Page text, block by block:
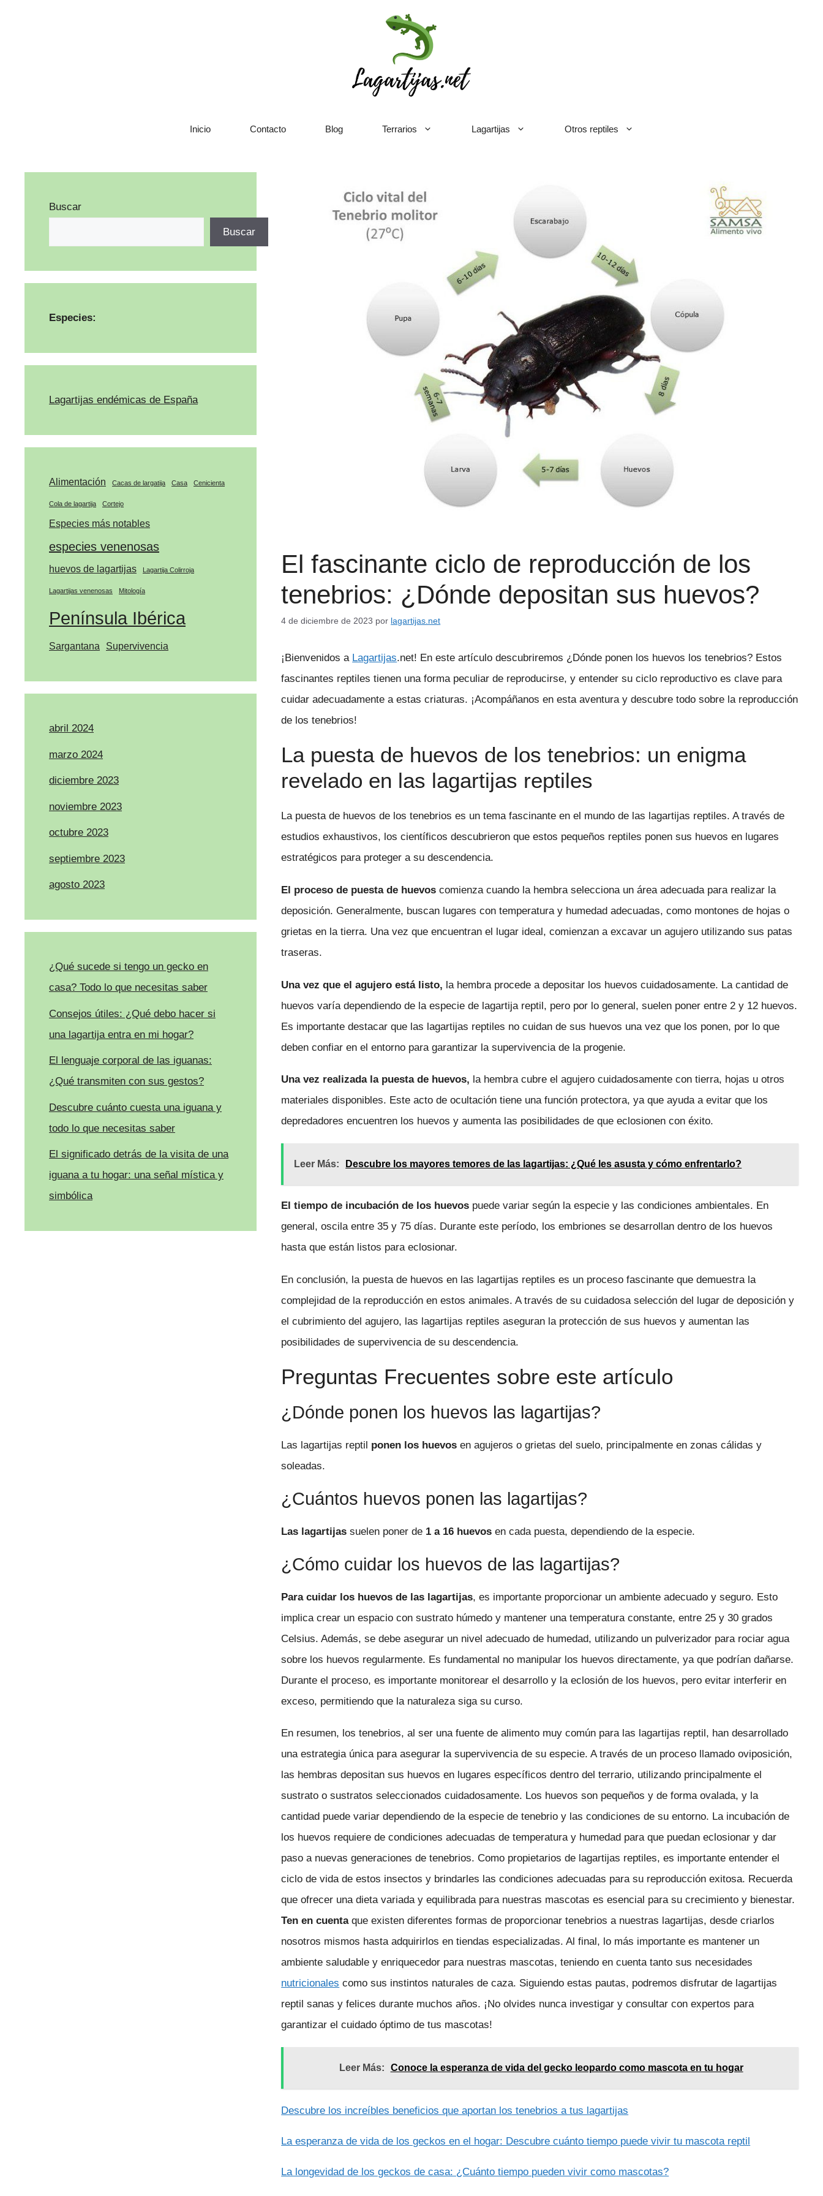
Inicio Contacto Blog Terrarios Lagartijas Otros reptiles
El fascinante ciclo de reproducción de los
tenebrios: ¿Dónde depositan sus huevos?
4 de diciembre de 2023 por lagartijas.net
¡Bienvenidos a Lagartijas.net! En este artículo descubriremos ¿Dónde ponen los huevos los tenebrios? Estos
fascinantes reptiles tienen una forma peculiar de reproducirse, y entender su ciclo reproductivo es clave para
cuidar adecuadamente a estas criaturas. ¡Acompáñanos en esta aventura y descubre todo sobre la reproducción
de los tenebrios!
La puesta de huevos de los tenebrios: un enigma
revelado en las lagartijas reptiles
La puesta de huevos de los tenebrios es un tema fascinante en el mundo de las lagartijas reptiles. A través de
estudios exhaustivos, los científicos descubrieron que estos pequeños reptiles ponen sus huevos en lugares
estratégicos para proteger a su descendencia.
El proceso de puesta de huevos comienza cuando la hembra selecciona un área adecuada para realizar la
deposición. Generalmente, buscan lugares con temperatura y humedad adecuadas, como montones de hojas o
grietas en la tierra. Una vez que encuentran el lugar ideal, comienzan a excavar un agujero utilizando sus patas
traseras.
Una vez que el agujero está listo, la hembra procede a depositar los huevos cuidadosamente. La cantidad de
huevos varía dependiendo de la especie de lagartija reptil, pero por lo general, suelen poner entre 2 y 12 huevos.
Es importante destacar que las lagartijas reptiles no cuidan de sus huevos una vez que los ponen, por lo que
deben confiar en el entorno para garantizar la supervivencia de la progenie.
Una vez realizada la puesta de huevos, la hembra cubre el agujero cuidadosamente con tierra, hojas u otros
materiales disponibles. Este acto de ocultación tiene una función protectora, ya que ayuda a evitar que los
depredadores encuentren los huevos y aumenta las posibilidades de que eclosionen con éxito.
Leer Más: Descubre los mayores temores de las lagartijas: ¿Qué les asusta y cómo enfrentarlo?
El tiempo de incubación de los huevos puede variar según la especie y las condiciones ambientales. En
general, oscila entre 35 y 75 días. Durante este período, los embriones se desarrollan dentro de los huevos
hasta que están listos para eclosionar.
En conclusión, la puesta de huevos en las lagartijas reptiles es un proceso fascinante que demuestra la
complejidad de la reproducción en estos animales. A través de su cuidadosa selección del lugar de deposición y
el cubrimiento del agujero, las lagartijas reptiles aseguran la protección de sus huevos y aumentan las
posibilidades de supervivencia de su descendencia.
Preguntas Frecuentes sobre este artículo
¿Dónde ponen los huevos las lagartijas?
Las lagartijas reptil ponen los huevos en agujeros o grietas del suelo, principalmente en zonas cálidas y
soleadas.
¿Cuántos huevos ponen las lagartijas?
Las lagartijas suelen poner de 1 a 16 huevos en cada puesta, dependiendo de la especie.
¿Cómo cuidar los huevos de las lagartijas?
Para cuidar los huevos de las lagartijas, es importante proporcionar un ambiente adecuado y seguro. Esto
implica crear un espacio con sustrato húmedo y mantener una temperatura constante, entre 25 y 30 grados
Celsius. Además, se debe asegurar un nivel adecuado de humedad, utilizando un pulverizador para rociar agua
sobre los huevos regularmente. Es fundamental no manipular los huevos directamente, ya que podrían dañarse.
Durante el proceso, es importante monitorear el desarrollo y la eclosión de los huevos, pero evitar interferir en
exceso, permitiendo que la naturaleza siga su curso.
En resumen, los tenebrios, al ser una fuente de alimento muy común para las lagartijas reptil, han desarrollado
una estrategia única para asegurar la supervivencia de su especie. A través de un proceso llamado oviposición,
las hembras depositan sus huevos en lugares específicos dentro del terrario, utilizando principalmente el
sustrato o sustratos seleccionados cuidadosamente. Los huevos son pequeños y de forma ovalada, y la
cantidad puede variar dependiendo de la especie de tenebrio y las condiciones de su entorno. La incubación de
los huevos requiere de condiciones adecuadas de temperatura y humedad para que puedan eclosionar y dar
paso a nuevas generaciones de tenebrios. Como propietarios de lagartijas reptiles, es importante entender el
ciclo de vida de estos insectos y brindarles las condiciones adecuadas para su reproducción exitosa. Recuerda
que ofrecer una dieta variada y equilibrada para nuestras mascotas es esencial para su crecimiento y bienestar.
Ten en cuentaque existen diferentes formas de proporcionar tenebrios a nuestras lagartijas, desde criarlos
nosotros mismos hasta adquirirlos en tiendas especializadas. Al final, lo más importante es mantener un
ambiente saludable y enriquecedor para nuestras mascotas, teniendo en cuenta tanto sus necesidades
nutricionales como sus instintos naturales de caza. Siguiendo estas pautas, podremos disfrutar de lagartijas
reptil sanas y felices durante muchos años. ¡No olvides nunca investigar y consultar con expertos para
garantizar el cuidado óptimo de tus mascotas!
Leer Más: Conoce la esperanza de vida del gecko leopardo como mascota en tu hogar
Descubre los increíbles beneficios que aportan los tenebrios a tus lagartijas
La esperanza de vida de los geckos en el hogar: Descubre cuánto tiempo puede vivir tu mascota reptil
La longevidad de los geckos de casa: ¿Cuánto tiempo pueden vivir como mascotas?
Buscar
Buscar
Especies:
Lagartijas endémicas de España
Alimentación Cacas de largatija Casa Cenicienta
Cola de lagartija Cortejo
Especies más notables
especies venenosas
huevos de lagartijas Lagartija Colirroja
Lagartijas venenosas Mitología
Península Ibérica
Sargantana Supervivencia
abril 2024
marzo 2024
diciembre 2023
noviembre 2023
octubre 2023
septiembre 2023
agosto 2023
¿Qué sucede si tengo un gecko en
casa? Todo lo que necesitas saber
Consejos útiles: ¿Qué debo hacer si
una lagartija entra en mi hogar?
El lenguaje corporal de las iguanas:
¿Qué transmiten con sus gestos?
Descubre cuánto cuesta una iguana y
todo lo que necesitas saber
El significado detrás de la visita de una
iguana a tu hogar: una señal mística y
simbólica